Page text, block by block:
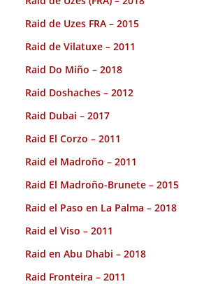
Raid de Uzes FRA – 2015
Raid de Vilatuxe – 2011
Raid Do Miño – 2018
Raid Doshaches – 2012
Raid Dubai – 2017
Raid El Corzo – 2011
Raid el Madroño – 2011
Raid El Madroño-Brunete – 2015
Raid el Paso en La Palma – 2018
Raid el Viso – 2011
Raid en Abu Dhabi – 2018
Raid Fronteira – 2011